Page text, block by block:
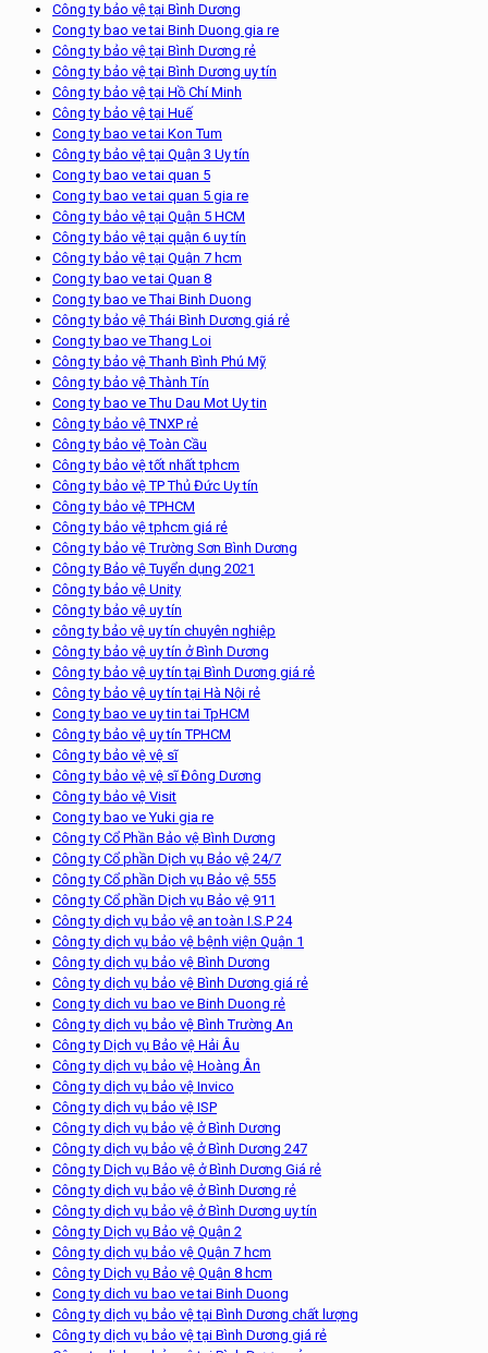
Công ty bảo vệ tại Bình Dương
Cong ty bao ve tai Binh Duong gia re
Công ty bảo vệ tại Bình Dương rẻ
Công ty bảo vệ tại Bình Dương uy tín
Công ty bảo vệ tại Hồ Chí Minh
Công ty bảo vệ tại Huế
Cong ty bao ve tai Kon Tum
Công ty bảo vệ tại Quận 3 Uy tín
Cong ty bao ve tai quan 5
Cong ty bao ve tai quan 5 gia re
Công ty bảo vệ tại Quận 5 HCM
Công ty bảo vệ tại quận 6 uy tín
Công ty bảo vệ tại Quận 7 hcm
Cong ty bao ve tai Quan 8
Cong ty bao ve Thai Binh Duong
Công ty bảo vệ Thái Bình Dương giá rẻ
Cong ty bao ve Thang Loi
Công ty bảo vệ Thanh Bình Phú Mỹ
Công ty bảo vệ Thành Tín
Cong ty bao ve Thu Dau Mot Uy tin
Công ty bảo vệ TNXP rẻ
Công ty bảo vệ Toàn Cầu
Công ty bảo vệ tốt nhất tphcm
Công ty bảo vệ TP Thủ Đức Uy tín
Công ty bảo vệ TPHCM
Công ty bảo vệ tphcm giá rẻ
Công ty bảo vệ Trường Sơn Bình Dương
Công ty Bảo vệ Tuyển dụng 2021
Công ty bảo vệ Unity
Công ty bảo vệ uy tín
công ty bảo vệ uy tín chuyên nghiệp
Công ty bảo vệ uy tín ở Bình Dương
Công ty bảo vệ uy tín tại Bình Dương giá rẻ
Công ty bảo vệ uy tín tại Hà Nội rẻ
Cong ty bao ve uy tin tai TpHCM
Công ty bảo vệ uy tín TPHCM
Công ty bảo vệ vệ sĩ
Công ty bảo vệ vệ sĩ Đông Dương
Công ty bảo vệ Visit
Cong ty bao ve Yuki gia re
Công ty Cổ Phần Bảo vệ Bình Dương
Công ty Cổ phần Dịch vụ Bảo vệ 24/7
Công ty Cổ phần Dịch vụ Bảo vệ 555
Công ty Cổ phần Dịch vụ Bảo vệ 911
Công ty dịch vụ bảo vệ an toàn I.S.P 24
Công ty dịch vụ bảo vệ bệnh viện Quận 1
Công ty dịch vụ bảo vệ Bình Dương
Công ty dịch vụ bảo vệ Bình Dương giá rẻ
Cong ty dich vu bao ve Binh Duong rẻ
Công ty dịch vụ bảo vệ Bình Trường An
Công ty Dịch vụ Bảo vệ Hải Âu
Công ty dịch vụ bảo vệ Hoàng Ân
Công ty dịch vụ bảo vệ Invico
Công ty dịch vụ bảo vệ ISP
Công ty dịch vụ bảo vệ ở Bình Dương
Công ty dịch vụ bảo vệ ở Bình Dương 247
Công ty Dịch vụ Bảo vệ ở Bình Dương Giá rẻ
Công ty dịch vụ bảo vệ ở Bình Dương rẻ
Công ty dịch vụ bảo vệ ở Bình Dương uy tín
Công ty Dịch vụ Bảo vệ Quận 2
Công ty dịch vụ bảo vệ Quận 7 hcm
Công ty Dịch vụ Bảo vệ Quận 8 hcm
Cong ty dich vu bao ve tai Binh Duong
Công ty dịch vụ bảo vệ tại Bình Dương chất lượng
Công ty dịch vụ bảo vệ tại Bình Dương giá rẻ